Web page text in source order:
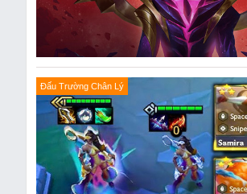
Đấu Trường Chân Lý